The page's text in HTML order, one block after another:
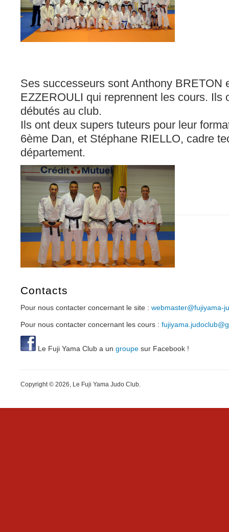
Ses successeurs sont Anthony BRETON
EZZEROULI qui reprennent les cours. Ils
débutés au club.
Ils ont deux supers tuteurs pour leur
6ème Dan, et Stéphane RIELLO, cadre
département.
Contacts
Pour nous contacter concernant le site : webmaster@fujiyama-
Pour nous contacter concernant les cours :
Le Fuji Yama Club a un groupe sur Facebook !
Copyright © 2026, Le Fuji Yama Judo Club.